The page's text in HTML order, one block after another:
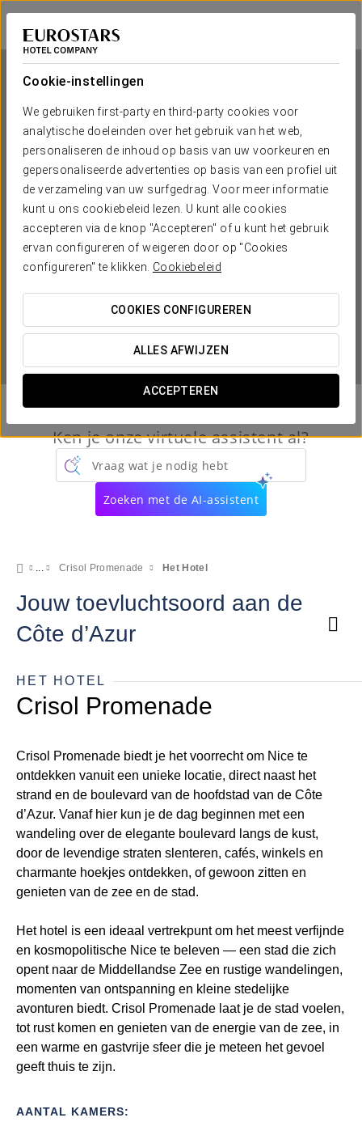
Cookie-instellingen
We gebruiken first-party en third-party cookies voor
analytische doeleinden over het gebruik van het web,
personaliseren de inhoud op basis van uw voorkeuren en
gepersonaliseerde advertenties op basis van een profiel uit
de verzameling van uw surfgedrag. Voor meer informatie
kunt u ons cookiebeleid lezen. U kunt alle cookies
accepteren via de knop "Accepteren" of u kunt het gebruik
ervan configureren of weigeren door op "Cookies
configureren" te klikken. Cookiebeleid
COOKIES CONFIGUREREN
ALLES AFWIJZEN
ACCEPTEREN
Crisol Promenade
NICE
Crisol Promenade
NICE
WANNEER WIL JE GAAN?
Ken je onze virtuele assistent al?
Vraag wat je nodig hebt
Zoeken met de AI-assistent
Crisol Promenade Het Hotel
Jouw toevluchtsoord aan de
Côte d’Azur
HET HOTEL
Crisol Promenade
Crisol Promenade biedt je het voorrecht om Nice te
ontdekken vanuit een unieke locatie, direct naast het
strand en de boulevard van de hoofdstad van de Côte
d’Azur. Vanaf hier kun je de dag beginnen met een
wandeling over de elegante boulevard langs de kust,
door de levendige straten slenteren, cafés, winkels en
charmante hoekjes ontdekken, of gewoon zitten en
genieten van de zee en de stad.
Het hotel is een ideaal vertrekpunt om het meest verfijnde
en kosmopolitische Nice te beleven — een stad die zich
opent naar de Middellandse Zee en rustige wandelingen,
momenten van ontspanning en kleine stedelijke
avonturen biedt. Crisol Promenade laat je de stad voelen,
tot rust komen en genieten van de energie van de zee, in
een warme en gastvrije sfeer die je meteen het gevoel
geeft thuis te zijn.
AANTAL KAMERS: